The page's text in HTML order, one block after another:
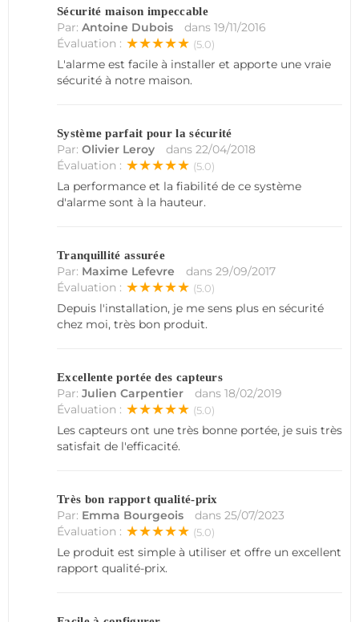
Sécurité maison impeccable
Par: Antoine Dubois dans 19/11/2016
Évaluation : ★★★★★ (5.0)
L'alarme est facile à installer et apporte une vraie
sécurité à notre maison.
Système parfait pour la sécurité
Par: Olivier Leroy dans 22/04/2018
Évaluation : ★★★★★ (5.0)
La performance et la fiabilité de ce système
d'alarme sont à la hauteur.
Tranquillité assurée
Par: Maxime Lefevre dans 29/09/2017
Évaluation : ★★★★★ (5.0)
Depuis l'installation, je me sens plus en sécurité
chez moi, très bon produit.
Excellente portée des capteurs
Par: Julien Carpentier dans 18/02/2019
Évaluation : ★★★★★ (5.0)
Les capteurs ont une très bonne portée, je suis très
satisfait de l'efficacité.
Très bon rapport qualité-prix
Par: Emma Bourgeois dans 25/07/2023
Évaluation : ★★★★★ (5.0)
Le produit est simple à utiliser et offre un excellent
rapport qualité-prix.